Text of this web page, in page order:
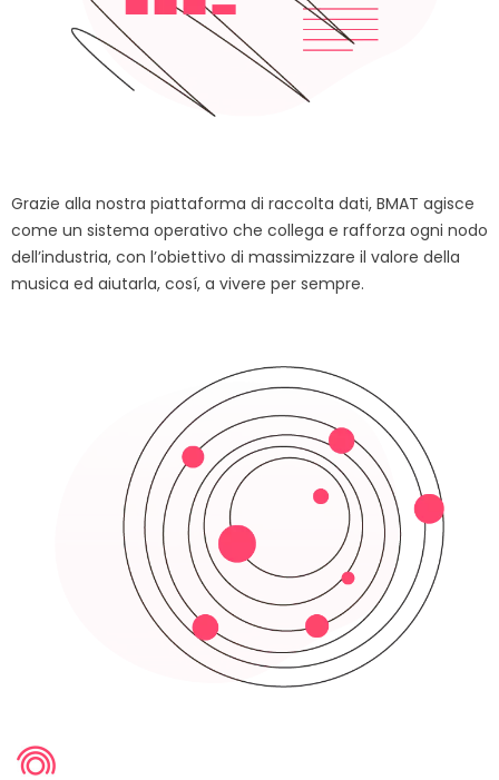
Grazie alla nostra piattaforma di raccolta dati, BMAT agisce
come un sistema operativo che collega e rafforza ogni nodo
dell’industria, con l’obiettivo di massimizzare il valore della
musica ed aiutarla, cosí, a vivere per sempre.